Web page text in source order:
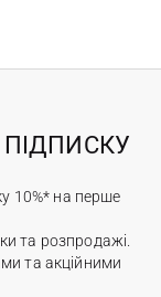
10%* на перше
та розпродажі.
та акційними